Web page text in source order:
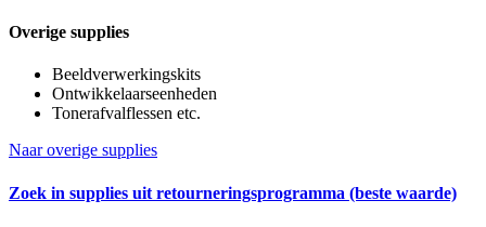
Overige supplies
Beeldverwerkingskits
Ontwikkelaarseenheden
Tonerafvalflessen etc.
Naar overige supplies
Zoek in supplies uit retourneringsprogramma (beste waarde)